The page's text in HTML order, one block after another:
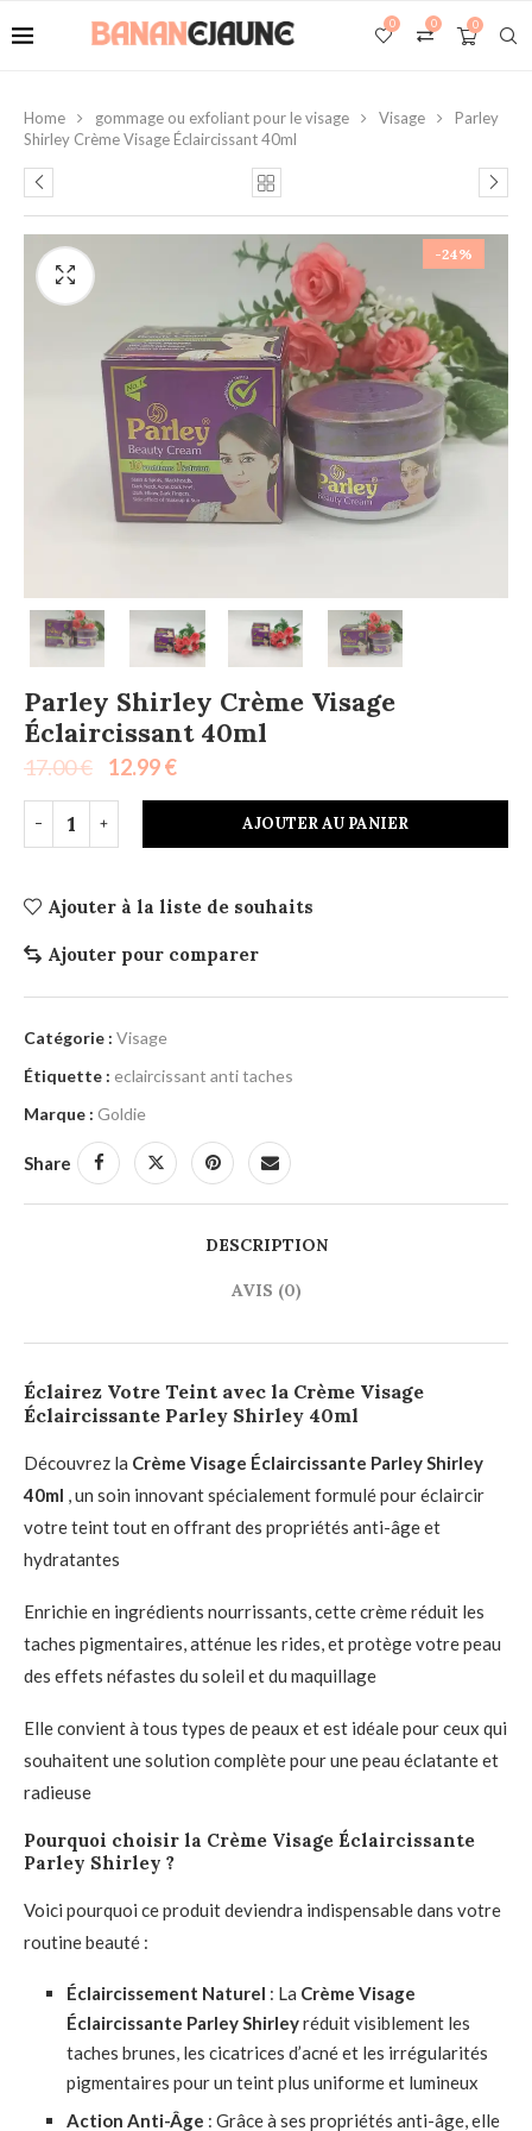
0
0
0
Home gommage ou exfoliant pour le visage Visage
Parley
Shirley Crème Visage Éclaircissant 40ml
-24%
Parley Shirley Crème Visage
Éclaircissant 40ml
17.00€ 12.99€
AJOUTER AU PANIER
Ajouter à la liste de souhaits
Ajouter pour comparer
Catégorie : Visage
Étiquette : eclaircissant anti taches
Marque : Goldie
Share
DESCRIPTION
AVIS (0)
Éclairez Votre Teint avec la Crème Visage
Éclaircissante Parley Shirley 40ml
Découvrez la Crème Visage Éclaircissante Parley Shirley
40ml , un soin innovant spécialement formulé pour éclaircir
votre teint tout en offrant des propriétés anti-âge et
hydratantes
Enrichie en ingrédients nourrissants, cette crème réduit les
taches pigmentaires, atténue les rides, et protège votre peau
des effets néfastes du soleil et du maquillage
Elle convient à tous types de peaux et est idéale pour ceux qui
souhaitent une solution complète pour une peau éclatante et
radieuse
Pourquoi choisir la Crème Visage Éclaircissante
Parley Shirley ?
Voici pourquoi ce produit deviendra indispensable dans votre
routine beauté :
Éclaircissement Naturel : La Crème Visage
Éclaircissante Parley Shirleyréduit visiblement les
taches brunes, les cicatrices d’acné et les irrégularités
pigmentaires pour un teint plus uniforme et lumineux
Action Anti-Âge : Grâce à ses propriétés anti-âge, elle